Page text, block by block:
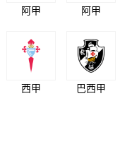
阿甲 阿甲
西甲 巴西甲